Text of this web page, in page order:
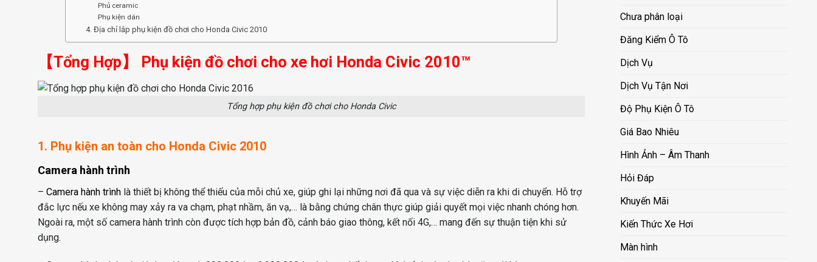
Phủ ceramic
Phụ kiện dán
4. Địa chỉ lắp phụ kiện đồ chơi cho Honda Civic 2010
【Tổng Hợp】 Phụ kiện đồ chơi cho xe hơi Honda Civic 2010™
Tổng hợp phụ kiện đồ chơi cho Honda Civic
1. Phụ kiện an toàn cho Honda Civic 2010
Camera hành trình
– Camera hành trình là thiết bị không thể thiếu của mỗi chủ xe, giúp ghi lại những nơi đã qua và sự việc diễn ra khi di chuyển. Hỗ trợ
đắc lực nếu xe không may xảy ra va chạm, phạt nhầm, ăn vạ,… là bằng chứng chân thực giúp giải quyết mọi việc nhanh chóng hơn.
Ngoài ra, một số camera hành trình còn được tích hợp bản đồ, cảnh báo giao thông, kết nối 4G,… mang đến sự thuận tiện khi sử
dụng.
Chưa phân loại
Đăng Kiểm Ô Tô
Dịch Vụ
Dịch Vụ Tận Nơi
Độ Phụ Kiện Ô Tô
Giá Bao Nhiêu
Hình Ảnh – Âm Thanh
Hỏi Đáp
Khuyến Mãi
Kiến Thức Xe Hơi
Màn hình